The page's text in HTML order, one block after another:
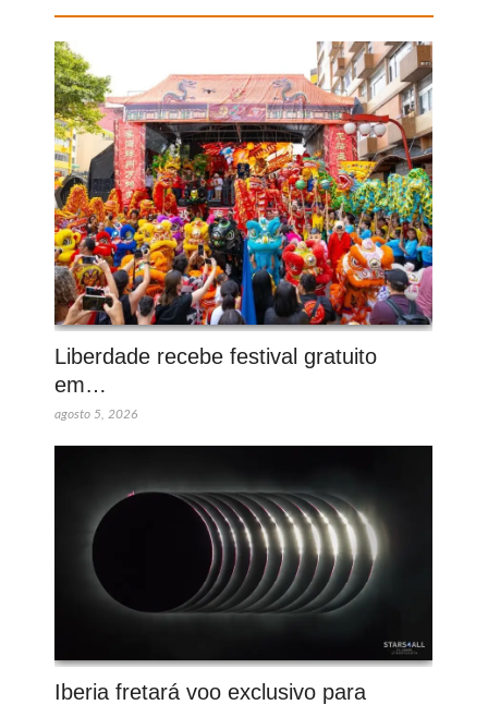
Liberdade recebe festival gratuito
em…
agosto 5, 2026
Iberia fretará voo exclusivo para